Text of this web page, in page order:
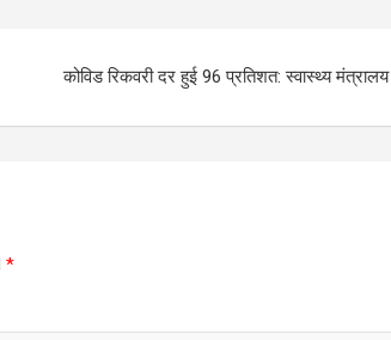
कोविड रिकवरी दर हुई 96 प्रतिशत: स्वास्थ्य मंत्रालय
*